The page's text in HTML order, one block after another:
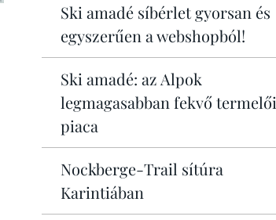
Ski amadé síbérlet gyorsan és
egyszerűen a webshopból!
Ski amadé: az Alpok
legmagasabban fekvő termelői
piaca
Nockberge-Trail sítúra
Karintiában